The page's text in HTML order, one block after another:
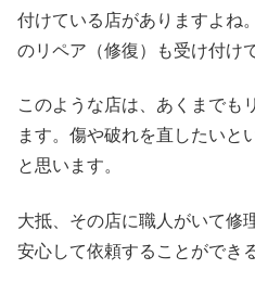
付けている店がありますよね
のリペア（修復）も受け付け
このような店は、あくまでも
ます。傷や破れを直したいと
と思います。
大抵、その店に職人がいて修
安心して依頼することができ